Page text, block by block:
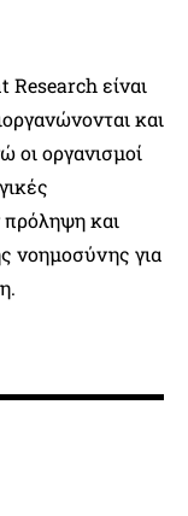
είναι
και
οι οργανισμοί
και
νοημοσύνης για